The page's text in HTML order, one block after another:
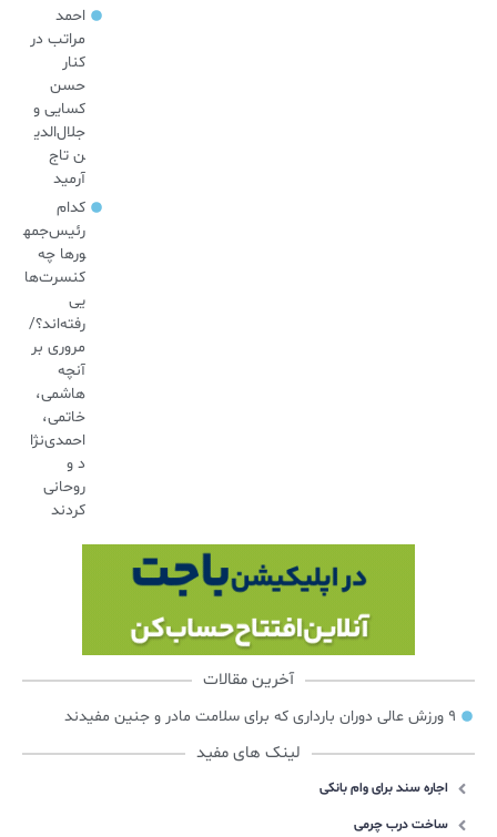
احمد
مراتب در
کنار
حسن
کسایی و
جلال‌الدی
ن تاج
آرمید
کدام
رئیس‌جمه
ورها چه
کنسرت‌ها
یی
رفته‌اند؟/
مروری بر
آنچه
هاشمی،
خاتمی،
احمدی‌نژا
د و
روحانی
کردند
آخرین مقالات
۹ ورزش عالی دوران بارداری که برای سلامت مادر و جنین مفیدند
لینک های مفید
اجاره سند برای وام بانکی
ساخت درب چرمی